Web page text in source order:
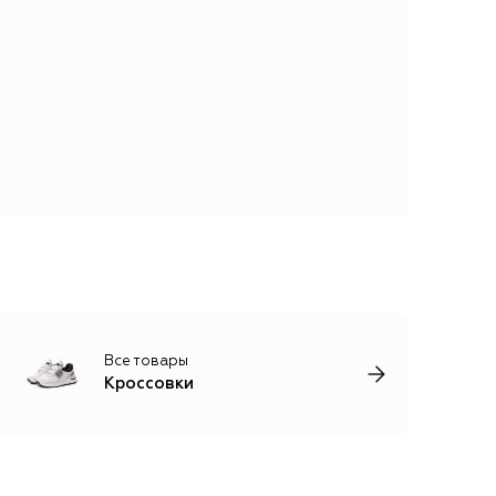
Все товары
Кроссовки